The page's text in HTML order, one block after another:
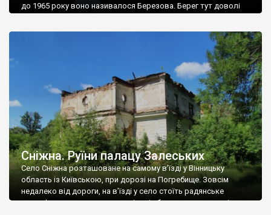
до 1965 року воно називалося Березова. Берег тут доволі
Наддністрянське відрізняється від більшості навколишніх
сіл. У селі є мурована Михайлівська церква. Точної дати […]
Сніжна. Руїни палацу Залеських
Село Сніжна розташоване на самому в’їзді у Вінницьку
область із Київською, при дорозі на Погребище. Зовсім
недалеко від дороги, на в’їзді у село стоїть радянське
рельєфне пано, яке показує жінку і яблуню, а трохи далі, десь